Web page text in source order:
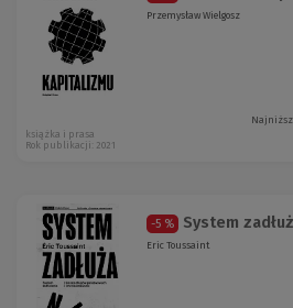
Przemysław Wielgosz
książka i prasa
Rok publikacji: 2021
-5 % System
Eric Toussaint